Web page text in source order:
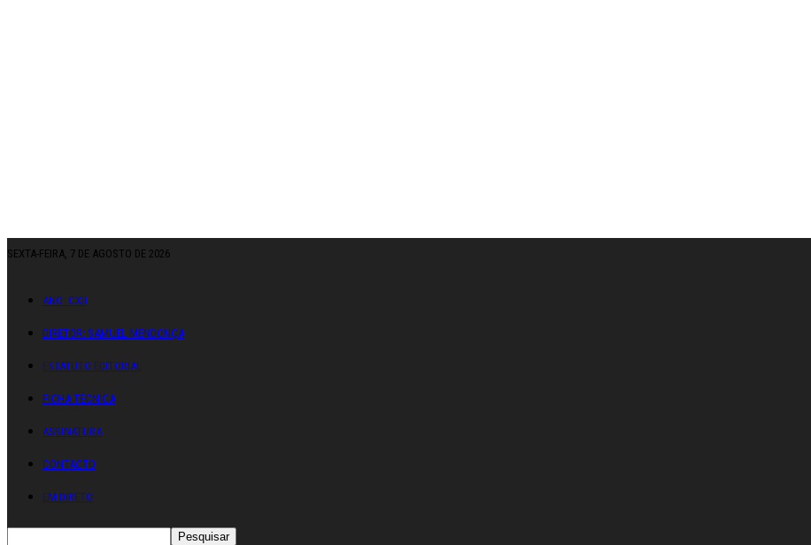
SEXTA-FEIRA, 7 DE AGOSTO DE 2026
ANO: CXII
DIRETOR: SAMUEL MENDONÇA
ESTATUTO EDITORIAL
FICHA TÉCNICA
ASSINATURA
CONTACTO
EM DIRETO